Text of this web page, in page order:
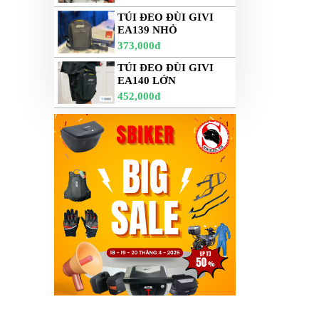
TÚI ĐEO ĐÙI GIVI
EA139 NHỎ
373,000đ
TÚI ĐEO ĐÙI GIVI
EA140 LỚN
452,000đ